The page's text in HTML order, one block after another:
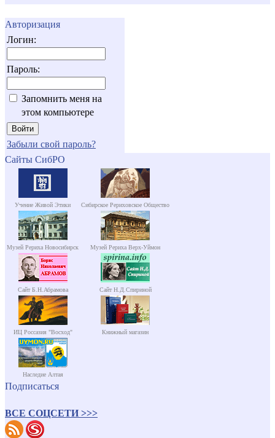
Авторизация
Логин:
Пароль:
Запомнить меня на
этом компьютере
Забыли свой пароль?
Сайты СибРО
Учение Живой Этики Сибирское Рериховское Общество
Музей Рериха Новосибирск Музей Рериха Верх-Уймон
Сайт Б.Н.Абрамова Сайт Н.Д.Спириной
ИЦ Россазия "Восход" Книжный магазин
Наследие Алтая
Подписаться
ВСЕ СОЦСЕТИ >>>